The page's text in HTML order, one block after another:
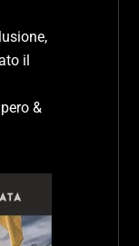
il
&